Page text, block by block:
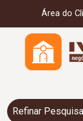
Área do
Refinar Pesquisa